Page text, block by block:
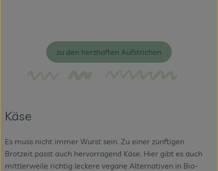
zu den herzhaften Aufstrichen
Käse
Es muss nicht immer Wurst sein. Zu einer zünftigen
Brotzeit passt auch hervorragend Käse. Hier gibt es auch
mittlerweile richtig leckere vegane Alternativen in Bio-